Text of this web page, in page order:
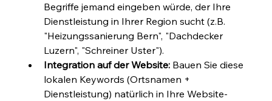
Begriffe jemand eingeben würde, der Ihre
Dienstleistung in Ihrer Region sucht (z.B.
"Heizungssanierung Bern", "Dachdecker
Luzern", "Schreiner Uster").
Integration auf der Website: Bauen Sie diese
lokalen Keywords (Ortsnamen +
Dienstleistung) natürlich in Ihre Website-